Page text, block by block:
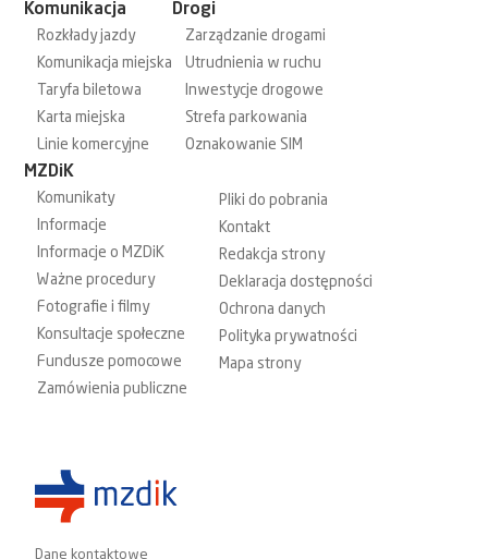
Komunikacja
Rozkłady jazdy
Komunikacja miejska
Taryfa biletowa
Karta miejska
Linie komercyjne
Drogi
Zarządzanie drogami
Utrudnienia w ruchu
Inwestycje drogowe
Strefa parkowania
Oznakowanie SIM
MZDiK
Komunikaty
Informacje
Informacje o MZDiK
Ważne procedury
Fotografie i filmy
Konsultacje społeczne
Fundusze pomocowe
Zamówienia publiczne
Pliki do pobrania
Kontakt
Redakcja strony
Deklaracja dostępności
Ochrona danych
Polityka prywatności
Mapa strony
Dane kontaktowe